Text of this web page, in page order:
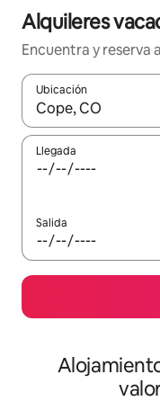
Alquileres
Encuentra y reserva
Ubicación
Cuando los
Llegada
Salida